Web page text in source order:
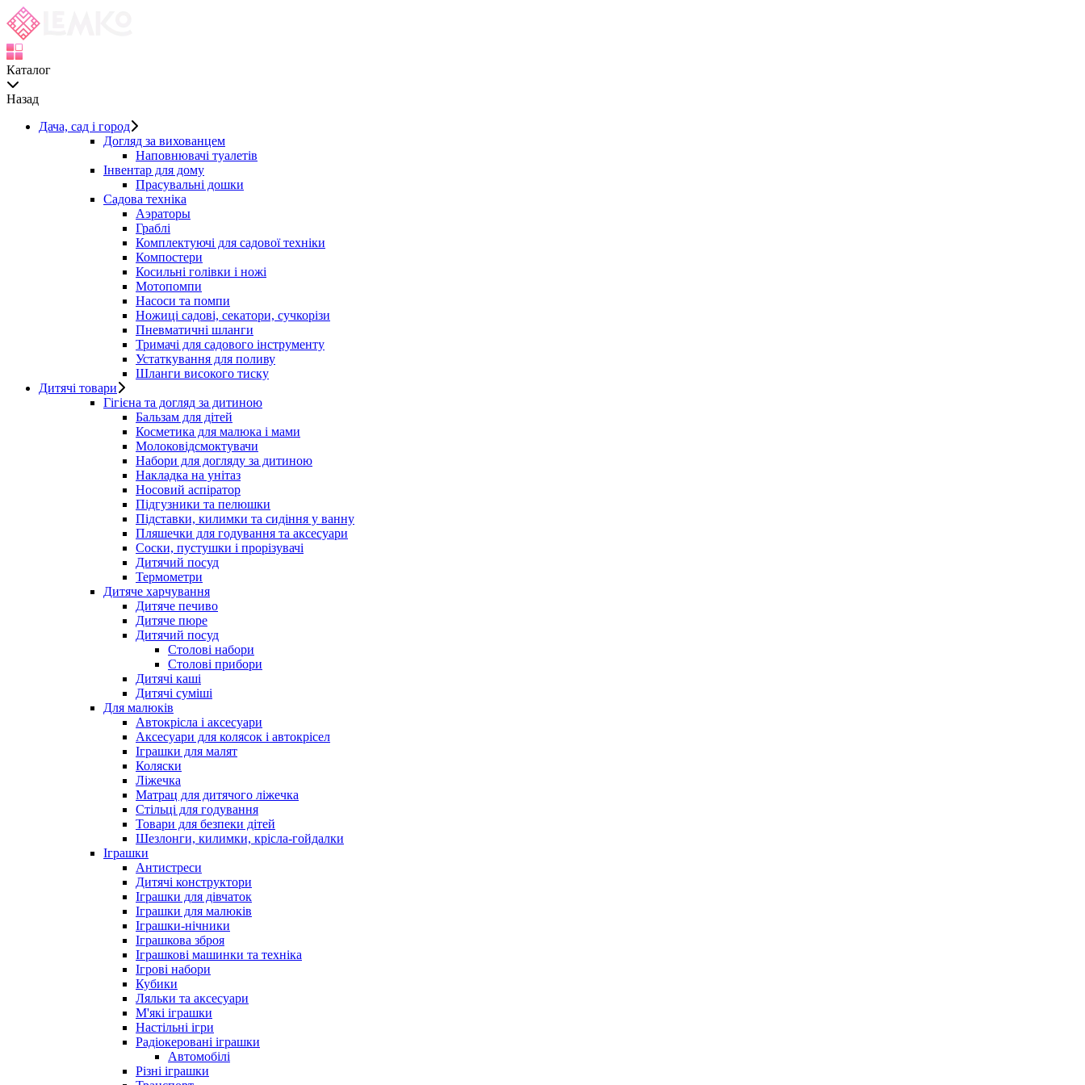
Каталог
Назад
Дача, сад і город
Догляд за вихованцем
Наповнювачі туалетів
Інвентар для дому
Прасувальні дошки
Садова техніка
Аэраторы
Граблі
Комплектуючі для садової техніки
Компостери
Косильні голівки і ножі
Мотопомпи
Насоси та помпи
Ножиці садові, секатори, сучкорізи
Пневматичні шланги
Тримачі для садового інструменту
Устаткування для поливу
Шланги високого тиску
Дитячі товари
Гігієна та догляд за дитиною
Бальзам для дітей
Косметика для малюка і мами
Молоковідсмоктувачи
Набори для догляду за дитиною
Накладка на унітаз
Носовий аспіратор
Підгузники та пелюшки
Підставки, килимки та сидіння у ванну
Пляшечки для годування та аксесуари
Соски, пустушки і прорізувачі
Дитячий посуд
Термометри
Дитяче харчування
Дитяче печиво
Дитяче пюре
Дитячий посуд
Столові набори
Столові прибори
Дитячі каші
Дитячі суміші
Для малюків
Автокрісла і аксесуари
Аксесуари для колясок і автокрісел
Іграшки для малят
Коляски
Ліжечка
Матрац для дитячого ліжечка
Стільці для годування
Товари для безпеки дітей
Шезлонги, килимки, крісла-гойдалки
Іграшки
Антистреси
Дитячі конструктори
Іграшки для дівчаток
Іграшки для малюків
Іграшки-нічники
Іграшкова зброя
Іграшкові машинки та техніка
Ігрові набори
Кубики
Ляльки та аксесуари
М'які іграшки
Настільні ігри
Радіокеровані іграшки
Автомобілі
Різні іграшки